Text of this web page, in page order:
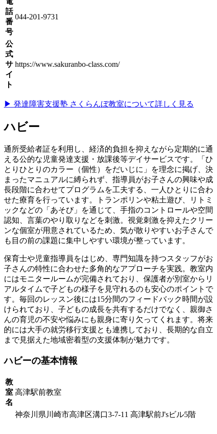
話
番
号
044-201-9731
公
式
サ
イ
ト
https://www.sakuranbo-class.com/
▶ 発達障害支援塾 さくらんぼ教室について詳しく見る
ハビー
通所受給者証を利用し、経済的負担を抑えながら定期的に通
える公的な児童発達支援・放課後等デイサービスです。「ひ
とりひとりのカラー（個性）をだいじに」を理念に掲げ、決
まったマニュアルに縛られず、指導員がお子さんの興味や成
長段階に合わせてプログラムを工夫する、一人ひとりに合わ
せた療育を行っています。トランポリンや粘土遊び、リトミ
ックなどの「あそび」を通じて、手指のコントロールや空間
認知、言葉のやり取りなどを刺激。視覚刺激を抑えたクリー
ンな個室が用意されているため、気が散りやすいお子さんで
も目の前の課題に集中しやすい環境が整っています。
保育士や児童指導員をはじめ、専門知識を持つスタッフがお
子さんの特性に合わせた多角的なアプローチを実践。教室内
にはモニタールームが完備されており、保護者が別室からリ
アルタイムで子どもの様子を見守れるのも安心のポイントで
す。毎回のレッスン後には15分間のフィードバック時間が設
けられており、子どもの成長を共有するだけでなく、親御さ
んの育児の不安や悩みにも親身に寄り欠ってくれます。将来
的には大手の就労移行支援とも連携しており、長期的な自立
まで見据えた地域密着型の支援体制が魅力です。
ハビーの基本情報
教
室
名
高津駅前教室
神奈川県川崎市高津区溝口3-7-11 高津駅前J'sビル5階